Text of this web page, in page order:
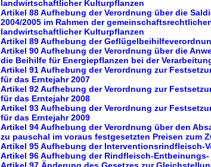
landwirtschaftlicher Kulturpflanzen
Artikel 88 Aufhebung der Verordnung über die
2004/2005 im Rahmen der
landwirtschaftlicher Kulturpflanzen
Artikel 89 Aufhebung der
Artikel 90 Aufhebung der Verordnung über die
die Beihilfe für Energiepflanzen bei der
Artikel 91 Aufhebung der Verordnung zur
für das Erntejahr 2007
Artikel 92 Aufhebung der Verordnung zur
für das Erntejahr 2008
Artikel 93 Aufhebung der Verordnung zur
für das Erntejahr 2009
Artikel 94 Aufhebung der Verordnung über den
zu pauschal im voraus festgesetzten Preisen zum
Artikel 95 Aufhebung der Interventionsrindfleisch-
Artikel 96 Aufhebung der Rindfleisch-